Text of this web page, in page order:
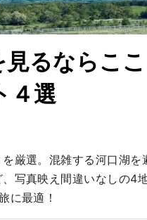
見るならこ
４選
厳選。混雑する河口湖
写真映え間違いなしの4
に最適！